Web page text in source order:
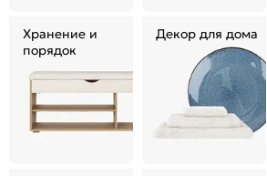
Хранение и
порядок
Декор для дома